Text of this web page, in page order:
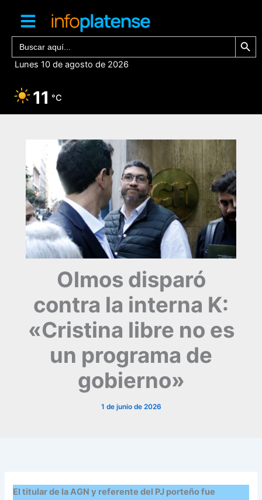
contenido
Buscar: Botón de
Lunes 10 de agosto de 2026
11 °C
Olmos disparó
contra la interna K:
«Cristina libre no es
un programa de
gobierno»
1 de junio de 2026
El titular de la AGN y referente del PJ porteño fue